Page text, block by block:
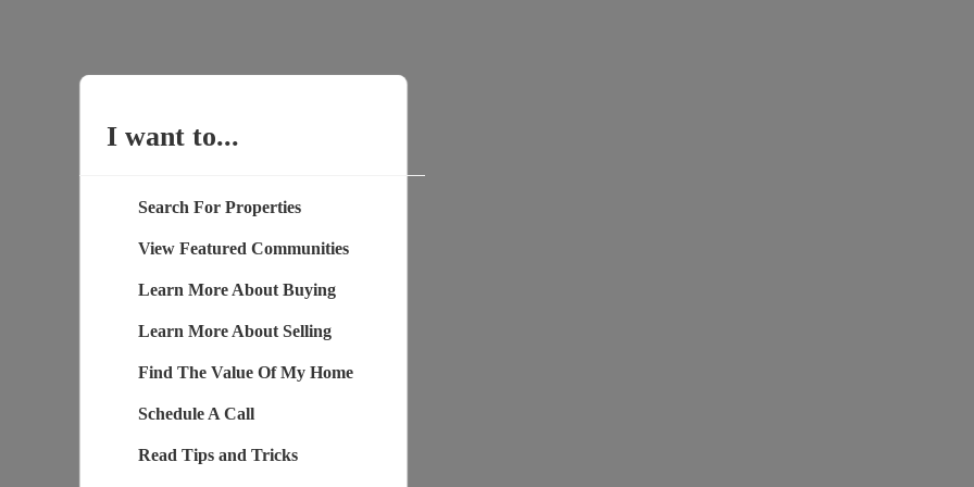
I want to...
Search For Properties
View Featured Communities
Learn More About Buying
Learn More About Selling
Find The Value Of My Home
Schedule A Call
Read Tips and Tricks